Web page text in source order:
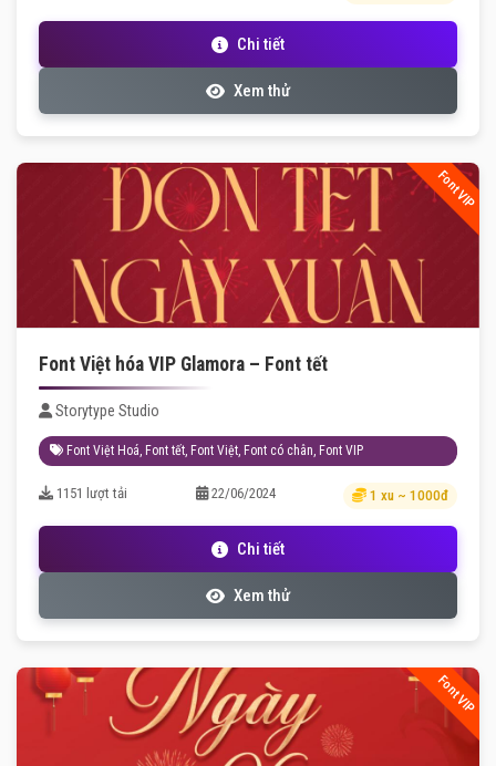
Chi tiết
Xem thử
Font VIP
Font Việt hóa VIP Glamora – Font tết
Storytype Studio
Font Việt Hoá, Font tết, Font Việt, Font có chân, Font VIP
1151 lượt tải 22/06/2024 1 xu ~ 1000đ
Chi tiết
Xem thử
Font VIP